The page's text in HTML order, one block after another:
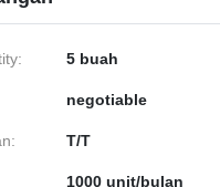
5 buah
negotiable
T/T
1000 unit/bulan